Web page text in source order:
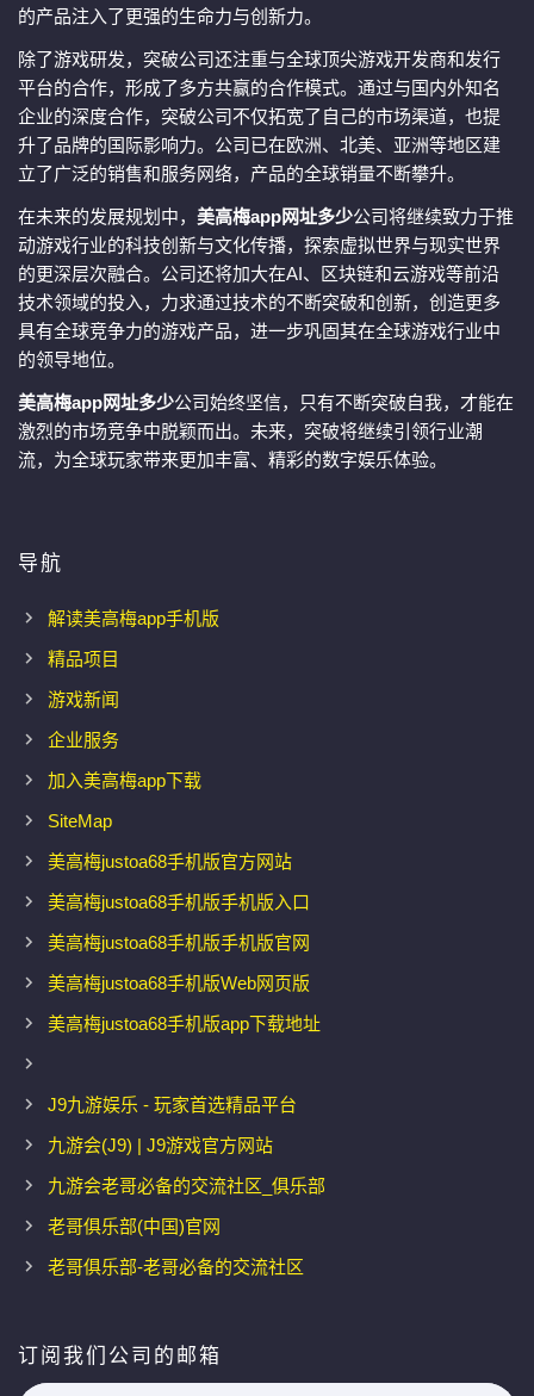
的产品注入了更强的生命力与创新力。
除了游戏研发，突破公司还注重与全球顶尖游戏开发商和发行
平台的合作，形成了多方共赢的合作模式。通过与国内外知名
企业的深度合作，突破公司不仅拓宽了自己的市场渠道，也提
升了品牌的国际影响力。公司已在欧洲、北美、亚洲等地区建
立了广泛的销售和服务网络，产品的全球销量不断攀升。
在未来的发展规划中， 美高梅app网址多少公司将继续致力于推
动游戏行业的科技创新与文化传播，探索虚拟世界与现实世界
的更深层次融合。公司还将加大在AI、区块链和云游戏等前沿
技术领域的投入，力求通过技术的不断突破和创新，创造更多
具有全球竞争力的游戏产品，进一步巩固其在全球游戏行业中
的领导地位。
美高梅app网址多少公司始终坚信，只有不断突破自我，才能在
激烈的市场竞争中脱颖而出。未来，突破将继续引领行业潮
流，为全球玩家带来更加丰富、精彩的数字娱乐体验。
导航
解读美高梅app手机版
精品项目
游戏新闻
企业服务
加入美高梅app下载
SiteMap
美高梅justoa68手机版官方网站
美高梅justoa68手机版手机版入口
美高梅justoa68手机版手机版官网
美高梅justoa68手机版Web网页版
美高梅justoa68手机版app下载地址
J9九游娱乐 - 玩家首选精品平台
九游会(J9) | J9游戏官方网站
九游会老哥必备的交流社区_俱乐部
老哥俱乐部(中国)官网
老哥俱乐部-老哥必备的交流社区
订阅我们公司的邮箱